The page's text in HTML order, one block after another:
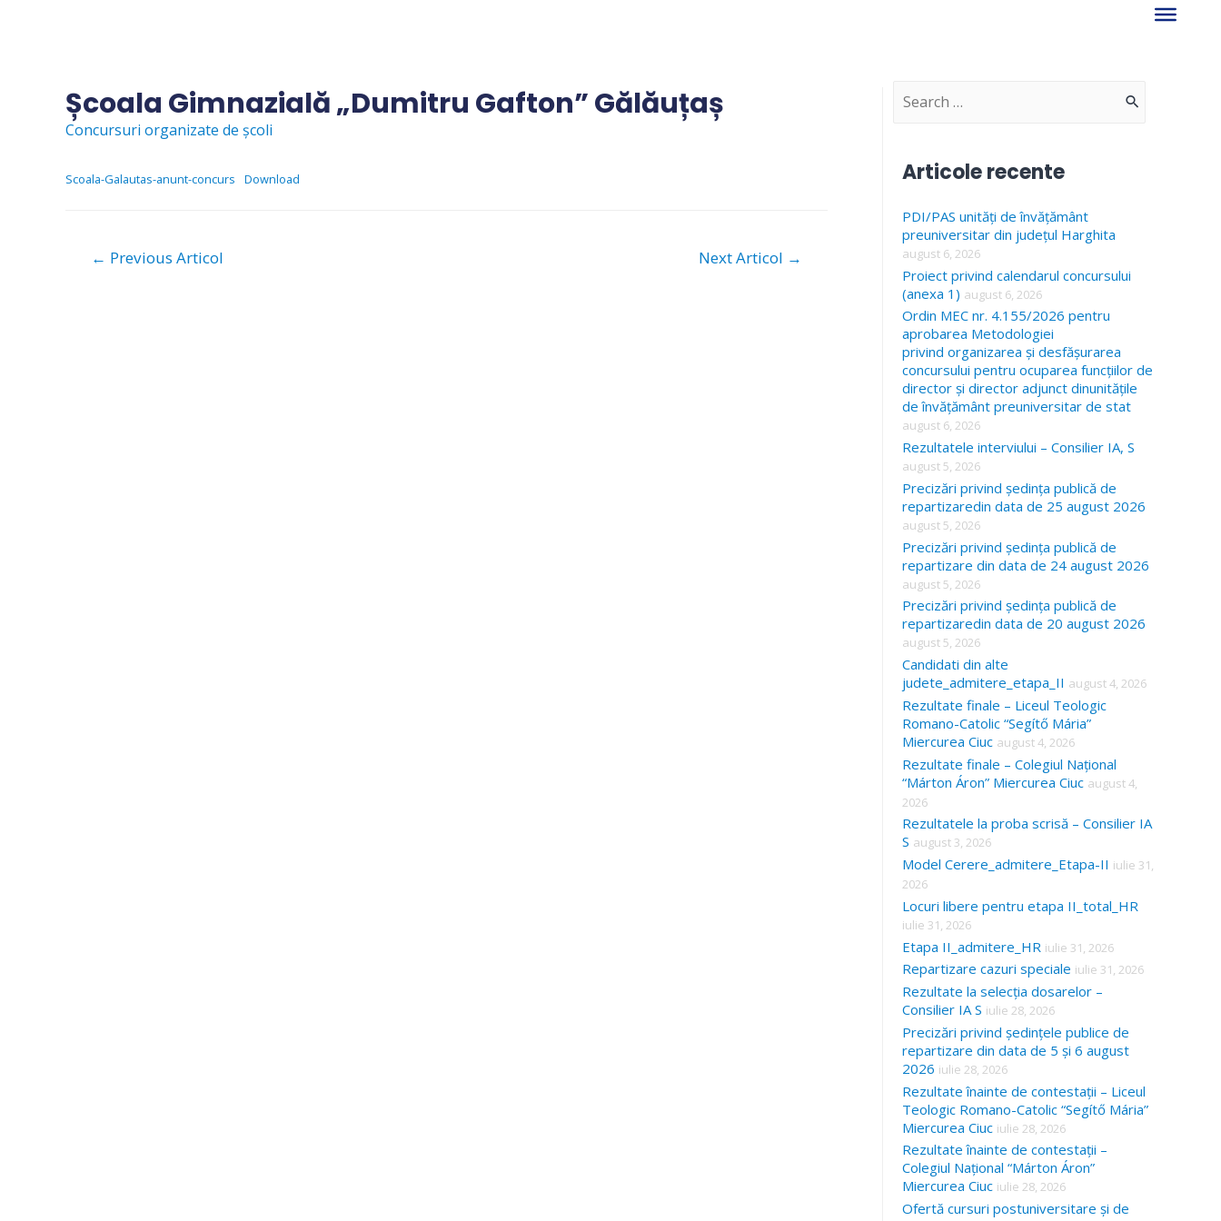
Școala Gimnazială „Dumitru Gafton” Gălăuțaș
Concursuri organizate de școli
Scoala-Galautas-anunt-concurs Download
Navigare
← Previous Articol Next Articol →
S
c
h
f
o
r
:
Articole recente
PDI/PAS unități de învățământ
preuniversitar din județul Harghita
august 6, 2026
Proiect privind calendarul concursului
(anexa 1) august 6, 2026
Ordin MEC nr. 4.155/2026 pentru
aprobarea Metodologiei
privind organizarea și desfășurarea
concursului pentru ocuparea funcțiilor de
director și director adjunct dinunitățile
de învățământ preuniversitar de stat
august 6, 2026
Rezultatele interviului – Consilier IA, S
august 5, 2026
Precizări privind ședința publică de
repartizaredin data de 25 august 2026
august 5, 2026
Precizări privind ședința publică de
repartizare din data de 24 august 2026
august 5, 2026
Precizări privind ședința publică de
repartizaredin data de 20 august 2026
august 5, 2026
Candidati din alte
judete_admitere_etapa_II august 4, 2026
Rezultate finale – Liceul Teologic
Romano-Catolic “Segítő Mária”
Miercurea Ciuc august 4, 2026
Rezultate finale – Colegiul Național
“Márton Áron” Miercurea Ciuc august 4,
2026
Rezultatele la proba scrisă – Consilier IA
S august 3, 2026
Model Cerere_admitere_Etapa-II iulie 31,
2026
Locuri libere pentru etapa II_total_HR
iulie 31, 2026
Etapa II_admitere_HR iulie 31, 2026
Repartizare cazuri speciale iulie 31, 2026
Rezultate la selecția dosarelor –
Consilier IA S iulie 28, 2026
Precizări privind ședințele publice de
repartizare din data de 5 și 6 august
2026 iulie 28, 2026
Rezultate înainte de contestații – Liceul
Teologic Romano-Catolic “Segítő Mária”
Miercurea Ciuc iulie 28, 2026
Rezultate înainte de contestații –
Colegiul Național “Márton Áron”
Miercurea Ciuc iulie 28, 2026
Ofertă cursuri postuniversitare și de